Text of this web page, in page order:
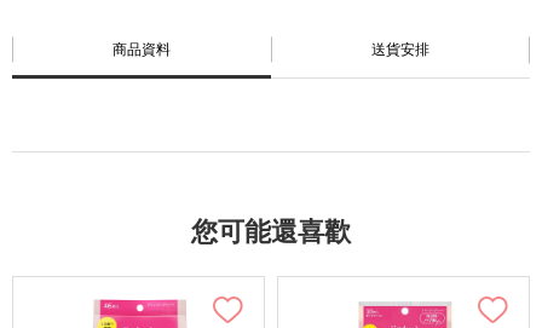
商品資料 送貨安排
您可能還喜歡